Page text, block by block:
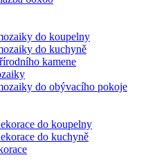
do koupelny
do kuchyně
kamene
do obývacího pokoje
do koupelny
do kuchyně